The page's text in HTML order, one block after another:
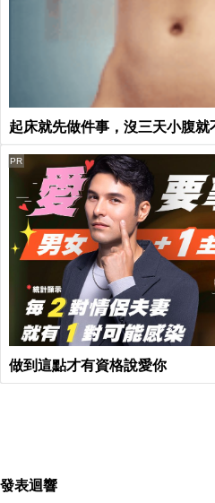
起床就先做件事，沒三天小腹就
做到這點才有資格說愛你
PR
發表迴響